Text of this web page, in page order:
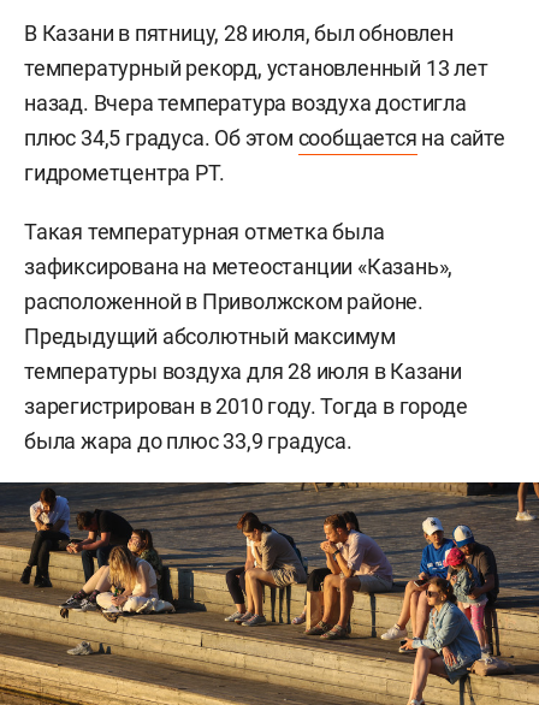
В Казани в пятницу, 28 июля, был обновлен
температурный рекорд, установленный 13 лет
назад. Вчера температура воздуха достигла
плюс 34,5 градуса. Об этом сообщается на сайте
гидрометцентра РТ.
Такая температурная отметка была
зафиксирована на метеостанции «Казань»,
расположенной в Приволжском районе.
Предыдущий абсолютный максимум
температуры воздуха для 28 июля в Казани
зарегистрирован в 2010 году. Тогда в городе
была жара до плюс 33,9 градуса.